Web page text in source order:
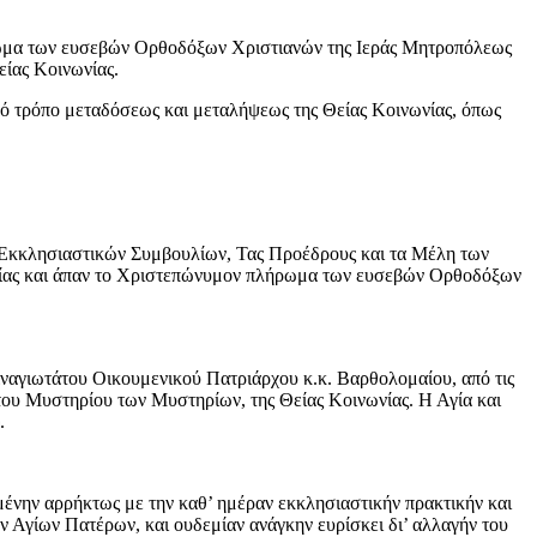
των ευσεβών Ορθοδόξων Χριστιανών της Ιεράς Μητροπόλεως
Κοινωνίας.
τρόπο μεταδόσεως και μεταλήψεως της Θείας Κοινωνίας, όπως
Συμβουλίων, Τας Προέδρους και τα Μέλη των
και άπαν το Χριστεπώνυμον πλήρωμα των ευσεβών Ορθοδόξων
Οικουμενικού Πατριάρχου κ.κ. Βαρθολομαίου, από τις
Μυστηρίου των Μυστηρίων, της Θείας Κοινωνίας. Η Αγία και
αρρήκτως με την καθ’ ημέραν εκκλησιαστικήν πρακτικήν και
Πατέρων, και ουδεμίαν ανάγκην ευρίσκει δι’ αλλαγήν του